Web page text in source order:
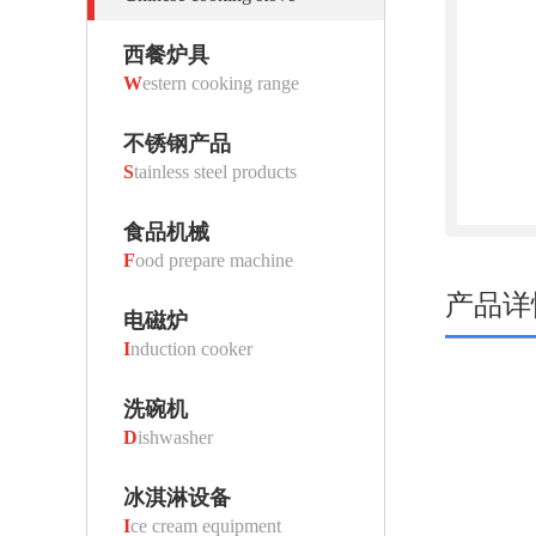
西餐炉具
Western cooking range
不锈钢产品
Stainless steel products
食品机械
Food prepare machine
电磁炉
Induction cooker
洗碗机
Dishwasher
冰淇淋设备
Ice cream equipment
产品